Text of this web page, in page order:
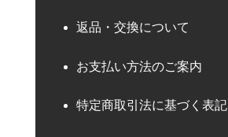
返品・交換について
お支払い方法のご案内
特定商取引法に基づく表記